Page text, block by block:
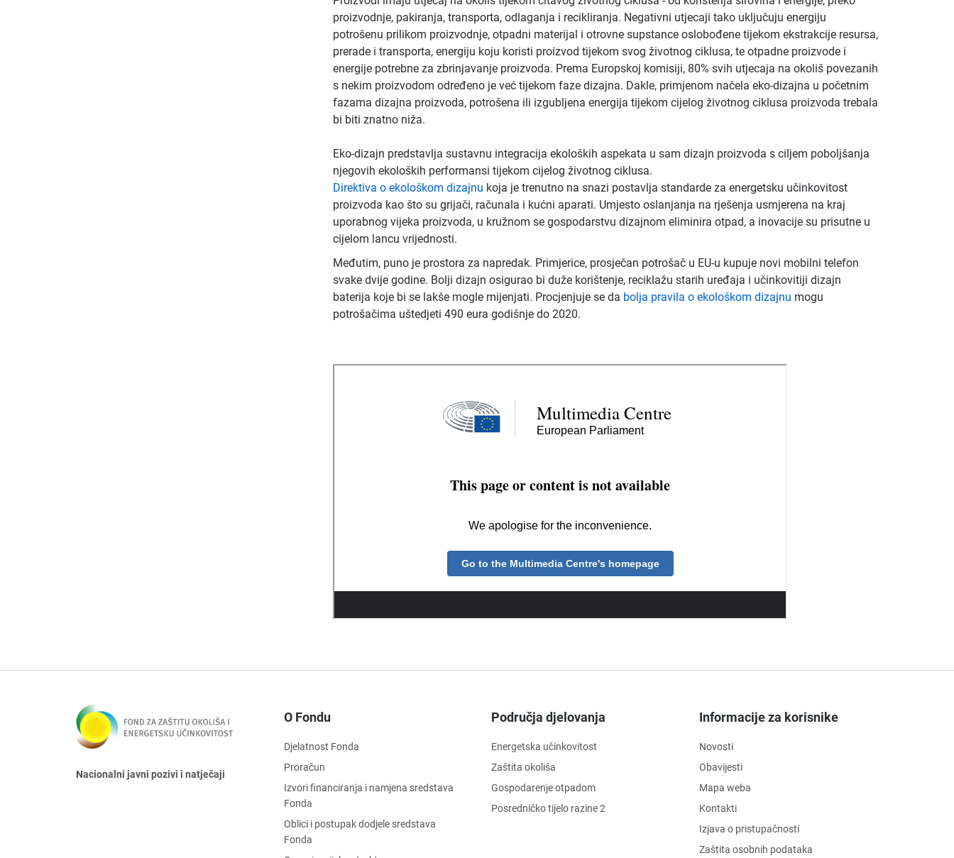
proizvodnje, pakiranja, transporta, odlaganja i recikliranja. Negativni utjecaji tako uključuju energiju
potrošenu prilikom proizvodnje, otpadni materijal i otrovne supstance oslobođene tijekom ekstrakcije resursa,
prerade i transporta, energiju koju koristi proizvod tijekom svog životnog ciklusa, te otpadne proizvode i
energije potrebne za zbrinjavanje proizvoda. Prema Europskoj komisiji, 80% svih utjecaja na okoliš povezanih
s nekim proizvodom određeno je već tijekom faze dizajna. Dakle, primjenom načela eko-dizajna u početnim
fazama dizajna proizvoda, potrošena ili izgubljena energija tijekom cijelog životnog ciklusa proizvoda trebala
bi biti znatno niža.
Eko-dizajn predstavlja sustavnu integracija ekoloških aspekata u sam dizajn proizvoda s ciljem poboljšanja
njegovih ekoloških performansi tijekom cijelog životnog ciklusa.
Direktiva o ekološkom dizajnu koja je trenutno na snazi postavlja standarde za energetsku učinkovitost
proizvoda kao što su grijači, računala i kućni aparati. Umjesto oslanjanja na rješenja usmjerena na kraj
uporabnog vijeka proizvoda, u kružnom se gospodarstvu dizajnom eliminira otpad, a inovacije su prisutne u
cijelom lancu vrijednosti.
Međutim, puno je prostora za napredak. Primjerice, prosječan potrošač u EU-u kupuje novi mobilni telefon
svake dvije godine. Bolji dizajn osigurao bi duže korištenje, reciklažu starih uređaja i učinkovitiji dizajn
baterija koje bi se lakše mogle mijenjati. Procjenjuje se da bolja pravila o ekološkom dizajnu mogu
potrošačima uštedjeti 490 eura godišnje do 2020.
Nacionalni javni pozivi i natječaji
O Fondu
Djelatnost Fonda
Proračun
Izvori financiranja i namjena sredstava
Fonda
Oblici i postupak dodjele sredstava
Fonda
Područja djelovanja
Energetska učinkovitost
Zaštita okoliša
Gospodarenje otpadom
Posredničko tijelo razine 2
Informacije za korisnike
Novosti
Obavijesti
Mapa weba
Kontakti
Izjava o pristupačnosti
Zaštita osobnih podataka